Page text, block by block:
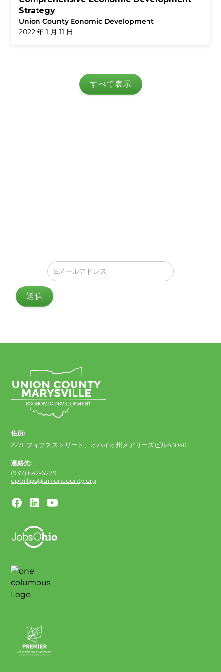
Strategy
Union County Eonomic Development
2022 年 1 月 11 日
すべて表示
住所:
227Eフィフスストリート、オハイオ州メアリーズビル43040
連絡先:
(937) 642-6279
ephillips@unioncounty.org